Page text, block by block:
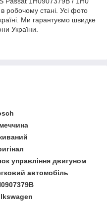
робочому стані. Усі фото
Ми гарантуємо швидке
України.
управління двигуном
автомобіль